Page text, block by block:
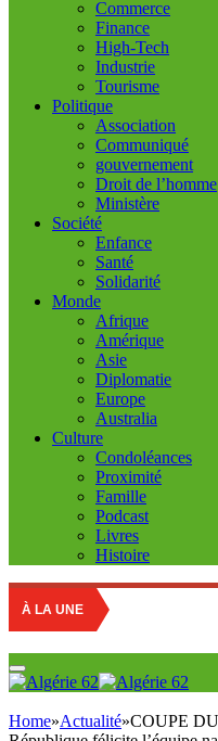
Commerce
Finance
High-Tech
Industrie
Tourisme
Politique
Association
Communiqué
gouvernement
Droit de l’homme
Ministère
Société
Enfance
Santé
Solidarité
Monde
Afrique
Amérique
Asie
Diplomatie
Europe
Australia
Culture
Condoléances
Proximité
Famille
Podcast
Livres
Histoire
À LA UNE
Home»Actualité»COUPE